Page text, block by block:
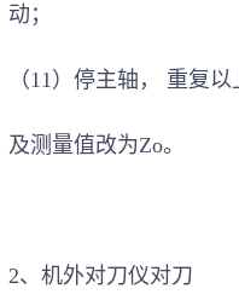
动 ；
（11）停主轴 ， 重复
及测量值改为Zo。
2、机外对刀仪对刀